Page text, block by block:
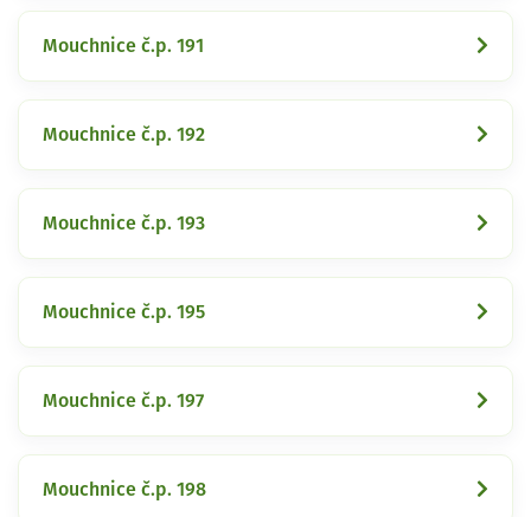
Mouchnice č.p. 191
Mouchnice č.p. 192
Mouchnice č.p. 193
Mouchnice č.p. 195
Mouchnice č.p. 197
Mouchnice č.p. 198